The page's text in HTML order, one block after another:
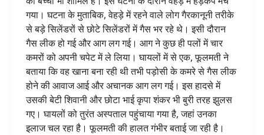
गया। घटना के मुताबिक, वेहड़े में रहने वाले लोग गैरकानूनी तरीके
से बड़े सिलेंडरों से छोटे सिलेंडरों में गैस भर रहे थे। इसी दौरान
गैस लीक हो गई और आग लग गई। आग ने कुछ ही पलों में चार
कमरों को अपनी चपेट में ले लिया। घायलों में से एक, फूलमती ने
बताया कि वह खाना बना रही थी तभी पड़ोसी के कमरे से गैस लीक
होने की आवाज आई और अचानक आग लग गई। इस हादसे में
उसकी बेटी शिवानी और छोटा भाई कृपा शंकर भी बुरी तरह झुलस
गए। घायलों को तुरंत अस्पताल पहुंचाया गया है, जहां उनका
इलाज चल रहा है। फूलमती की हालत गंभीर बताई जा रही है।